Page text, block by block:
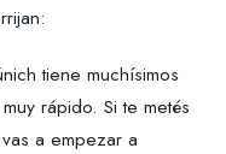
tiene muchísimos
rápido. Si te metés
a empezar a